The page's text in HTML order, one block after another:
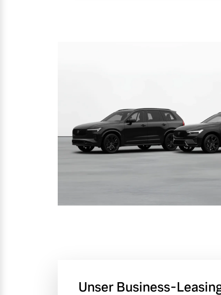
Unser Business-